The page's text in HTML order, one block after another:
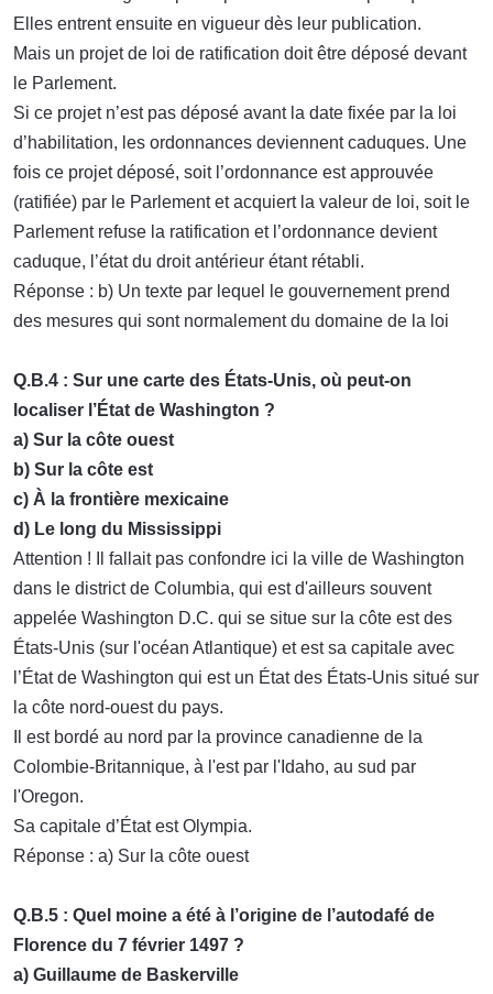
Elles entrent ensuite en vigueur dès leur publication.
Mais un projet de loi de ratification doit être déposé devant
le Parlement.
Si ce projet n’est pas déposé avant la date fixée par la loi
d’habilitation, les ordonnances deviennent caduques. Une
fois ce projet déposé, soit l’ordonnance est approuvée
(ratifiée) par le Parlement et acquiert la valeur de loi, soit le
Parlement refuse la ratification et l’ordonnance devient
caduque, l’état du droit antérieur étant rétabli.
Réponse : b) Un texte par lequel le gouvernement prend
des mesures qui sont normalement du domaine de la loi
Q.B.4 : Sur une carte des États-Unis, où peut-on
localiser l’État de Washington ?
a) Sur la côte ouest
b) Sur la côte est
c) À la frontière mexicaine
d) Le long du Mississippi
Attention ! Il fallait pas confondre ici la ville de Washington
dans le district de Columbia, qui est d'ailleurs souvent
appelée Washington D.C. qui se situe sur la côte est des
États-Unis (sur l'océan Atlantique) et est sa capitale avec
l’État de Washington qui est un État des États-Unis situé sur
la côte nord-ouest du pays.
Il est bordé au nord par la province canadienne de la
Colombie-Britannique, à l'est par l'Idaho, au sud par
l'Oregon.
Sa capitale d’État est Olympia.
Réponse : a) Sur la côte ouest
Q.B.5 : Quel moine a été à l’origine de l’autodafé de
Florence du 7 février 1497 ?
a) Guillaume de Baskerville